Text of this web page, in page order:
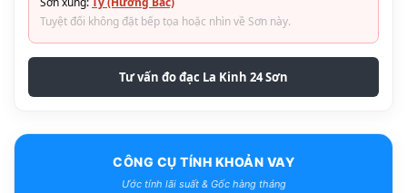
Tuyệt đối không đặt bếp tọa hoặc nhìn về Sơn này.
Tư vấn đo đạc La Kinh 24 Sơn
CÔNG CỤ TÍNH KHOẢN VAY
Ước tính lãi suất & Gốc hàng tháng